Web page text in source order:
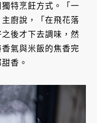
特烹飪方式。「一
廚說，「在飛花落
後才下去調味，然
氣與米飯的焦香完
香。